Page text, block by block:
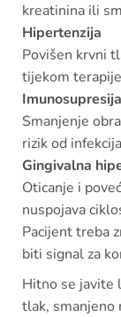
kreatinina ili
Hipertenzija
Povišen krvni
tijekom
Imunosupresija
Smanjenje
rizik od
Gingivalna
Oticanje i
nuspojava
Pacijent treba
biti signal za
Hitno se javite
tlak, smanjeno